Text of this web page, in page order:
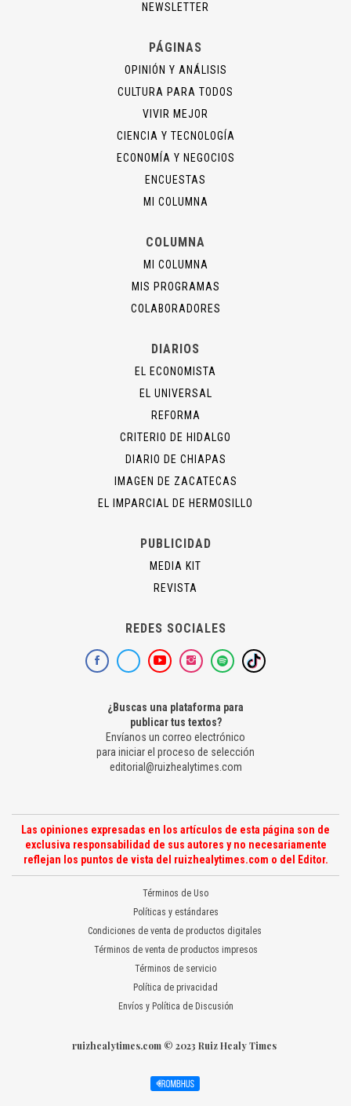
NEWSLETTER
PÁGINAS
OPINIÓN Y ANÁLISIS
CULTURA PARA TODOS
VIVIR MEJOR
CIENCIA Y TECNOLOGÍA
ECONOMÍA Y NEGOCIOS
ENCUESTAS
MI COLUMNA
COLUMNA
MI COLUMNA
MIS PROGRAMAS
COLABORADORES
DIARIOS
EL ECONOMISTA
EL UNIVERSAL
REFORMA
CRITERIO DE HIDALGO
DIARIO DE CHIAPAS
IMAGEN DE ZACATECAS
EL IMPARCIAL DE HERMOSILLO
PUBLICIDAD
MEDIA KIT
REVISTA
REDES SOCIALES
¿Buscas una plataforma para
publicar tus textos?
Envíanos un correo electrónico
para iniciar el proceso de selección
editorial@ruizhealytimes.com
Las opiniones expresadas en los artículos de esta página son de
exclusiva responsabilidad de sus autores y no necesariamente
reflejan los puntos de vista del ruizhealytimes.com o del Editor.
Términos de Uso
Políticas y estándares
Condiciones de venta de productos digitales
Términos de venta de productos impresos
Términos de servicio
Política de privacidad
Envíos y Política de Discusión
ruizhealytimes.com © 2023 Ruiz Healy Times